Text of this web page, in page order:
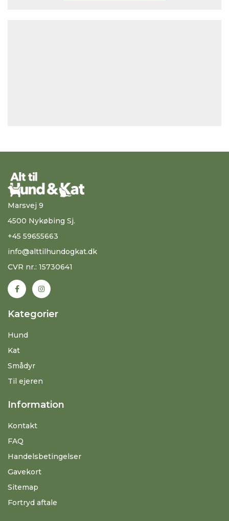
Marsvej 9
4500 Nykøbing Sj.
+45 59655663
info@alttilhundogkat.dk
CVR nr.: 15730641
Kategorier
Hund
Kat
Smådyr
Til ejeren
Information
Kontakt
FAQ
Handelsbetingelser
Gavekort
Sitemap
Fortryd aftale